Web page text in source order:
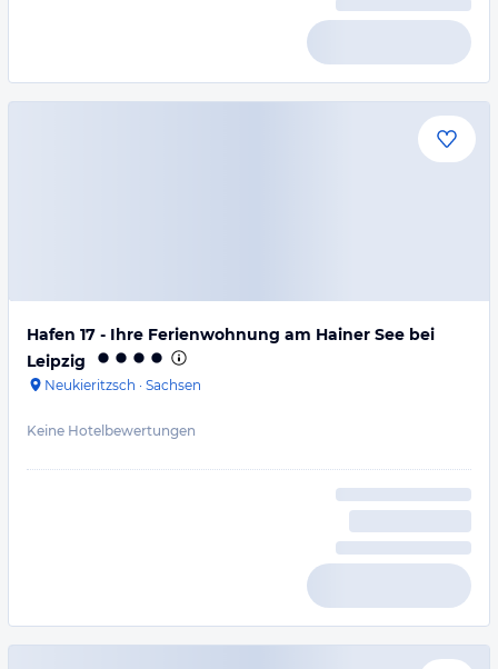
Hafen 17 - Ihre Ferienwohnung am Hainer See bei
Leipzig
Neukieritzsch · Sachsen
Keine Hotelbewertungen